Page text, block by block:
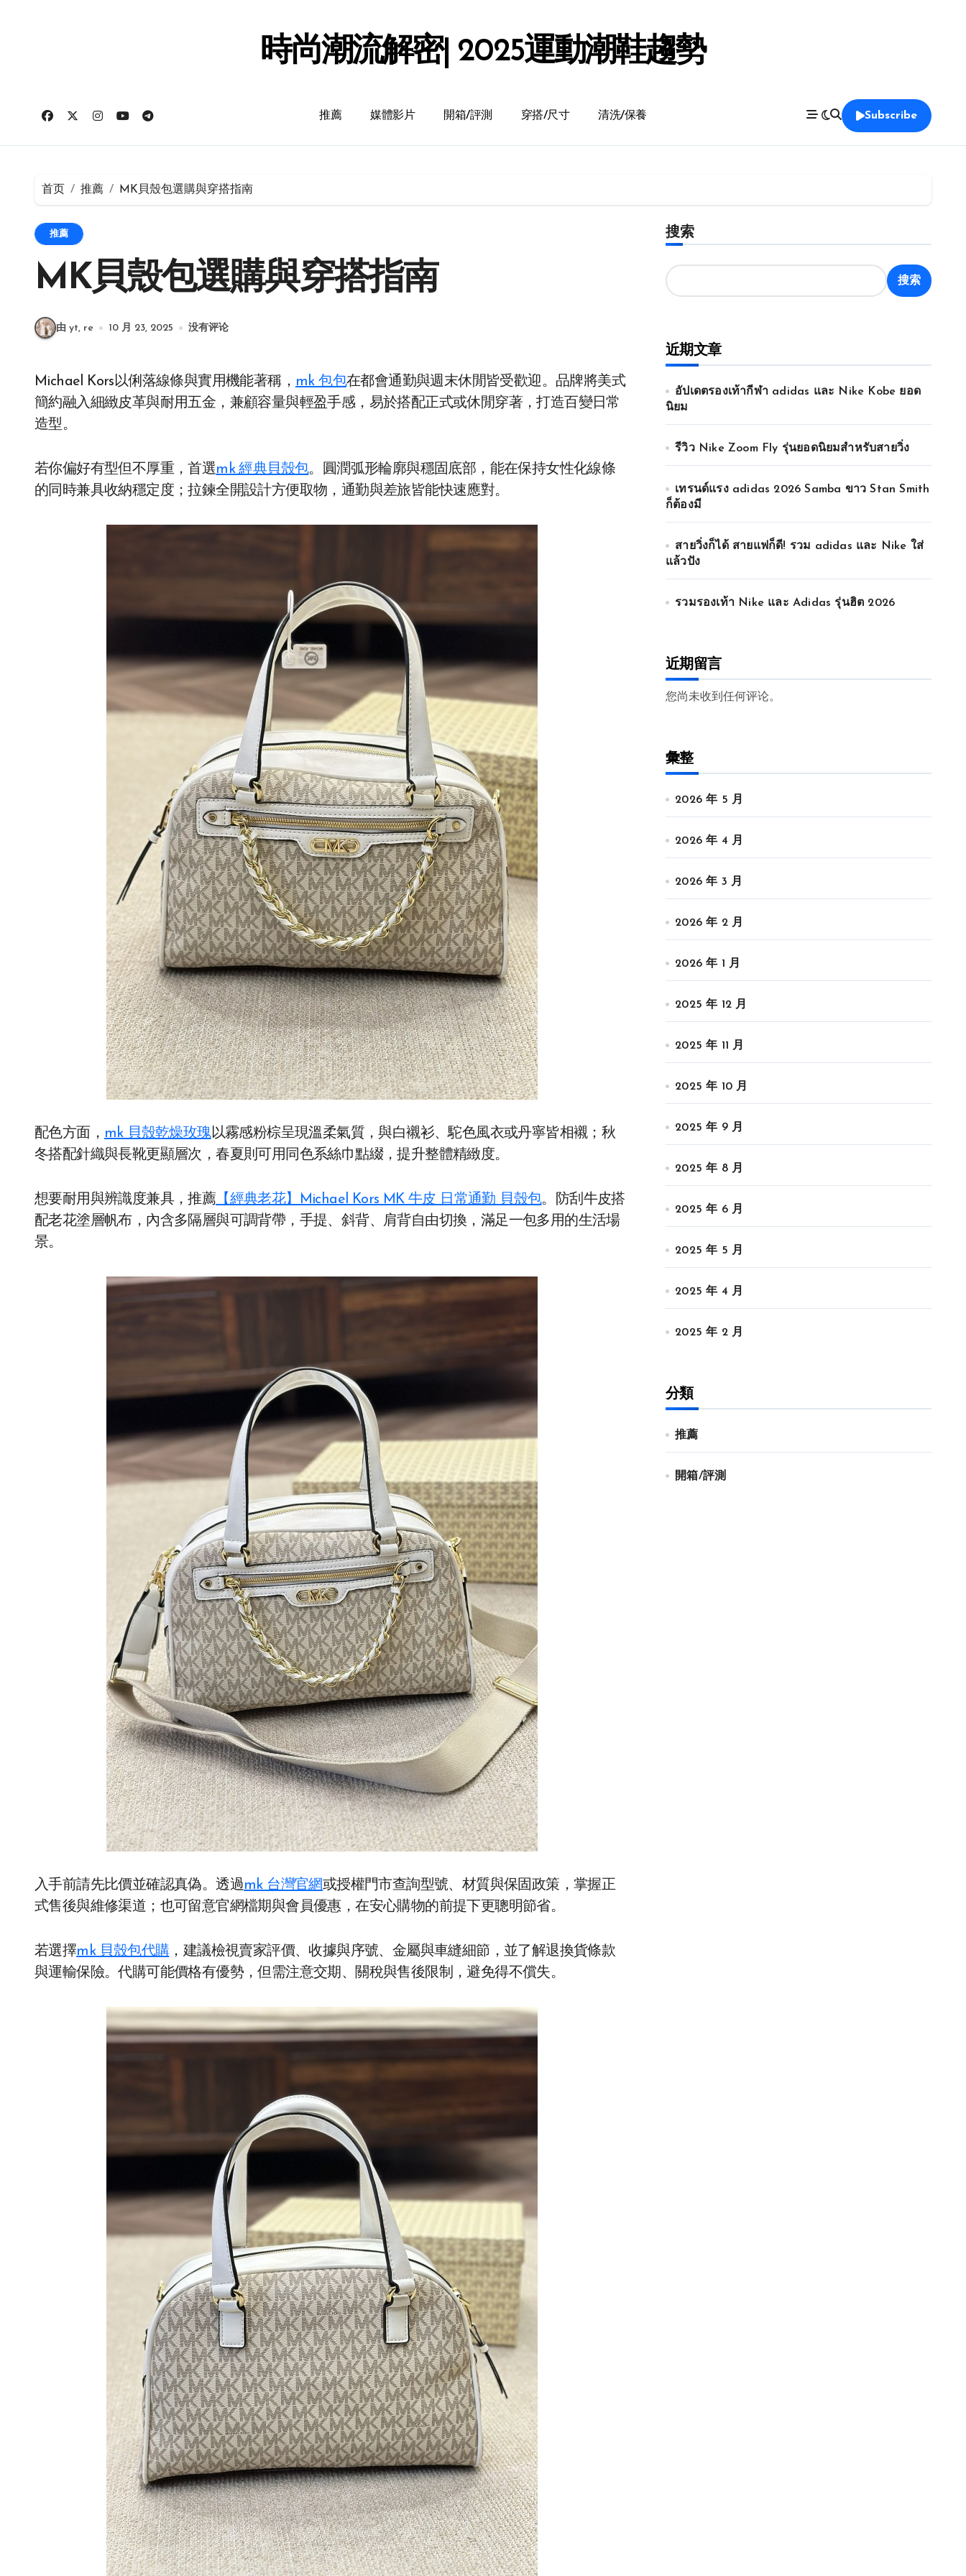
時尚潮流解密| 2025運動潮鞋趨勢
推薦 媒體影片 開箱/評測 穿搭/尺寸 清洗/保養 Subscribe
首页 推薦 MK貝殼包選購與穿搭指南
推薦
MK貝殼包選購與穿搭指南
由 yt, re 10 月 23, 2025 没有评论
Michael Kors以俐落線條與實用機能著稱， mk 包包在都會通勤與週末休閒皆受歡迎。品牌將美式
簡約融入細緻皮革與耐用五金，兼顧容量與輕盈手感，易於搭配正式或休閒穿著，打造百變日常
造型。
若你偏好有型但不厚重，首選mk 經典貝殼包。圓潤弧形輪廓與穩固底部，能在保持女性化線條
的同時兼具收納穩定度；拉鍊全開設計方便取物，通勤與差旅皆能快速應對。
配色方面， mk 貝殼乾燥玫瑰以霧感粉棕呈現溫柔氣質，與白襯衫、駝色風衣或丹寧皆相襯；秋
冬搭配針織與長靴更顯層次，春夏則可用同色系絲巾點綴，提升整體精緻度。
想要耐用與辨識度兼具，推薦 【經典老花】Michael Kors MK 牛皮 日常通勤 貝殼包。防刮牛皮搭
配老花塗層帆布，內含多隔層與可調背帶，手提、斜背、肩背自由切換，滿足一包多用的生活場
景。
入手前請先比價並確認真偽。透過mk 台灣官網或授權門市查詢型號、材質與保固政策，掌握正
式售後與維修渠道；也可留意官網檔期與會員優惠，在安心購物的前提下更聰明節省。
若選擇mk 貝殼包代購，建議檢視賣家評價、收據與序號、金屬與車縫細節，並了解退換貨條款
與運輸保險。代購可能價格有優勢，但需注意交期、關稅與售後限制，避免得不償失。
搜索
搜索
近期文章
อัปเดตรองเท้ากีฬา adidas และ Nike Kobe ยอด
นิยม
รีวิว Nike Zoom Fly รุ่นยอดนิยมสำหรับสายวิ่ง
เทรนด์แรง adidas 2026 Samba ขาว Stan Smith
ก็ต้องมี
สายวิ่งก็ได้ สายแฟก็ดี! รวม adidas และ Nike ใส่
แล้วปัง
รวมรองเท้า Nike และ Adidas รุ่นฮิต 2026
近期留言
您尚未收到任何评论。
彙整
2026 年 5 月
2026 年 4 月
2026 年 3 月
2026 年 2 月
2026 年 1 月
2025 年 12 月
2025 年 11 月
2025 年 10 月
2025 年 9 月
2025 年 8 月
2025 年 6 月
2025 年 5 月
2025 年 4 月
2025 年 2 月
分類
推薦
開箱/評測